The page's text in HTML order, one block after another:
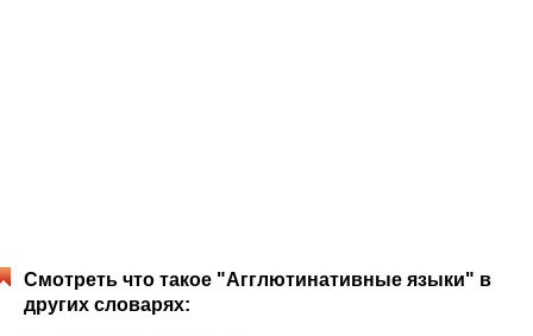
Смотреть что такое "Агглютинативные языки" в
других словарях: